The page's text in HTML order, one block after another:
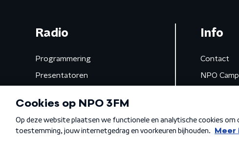
Radio
Programmering
Presentatoren
Gemist
Info
Contact
NPO
Algemene voorwaarden Privacybeleid